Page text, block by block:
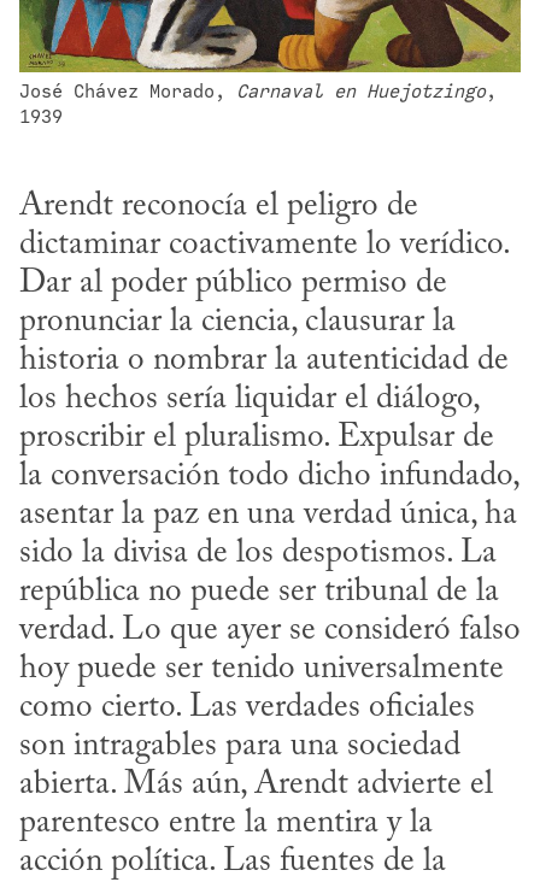
José Chávez Morado, Carnaval en Huejotzingo,
1939
Arendt reconocía el peligro de
dictaminar coactivamente lo verídico.
Dar al poder público permiso de
pronunciar la ciencia, clausurar la
historia o nombrar la autenticidad de
los hechos sería liquidar el diálogo,
proscribir el pluralismo. Expulsar de
la conversación todo dicho infundado,
asentar la paz en una verdad única, ha
sido la divisa de los despotismos. La
república no puede ser tribunal de la
verdad. Lo que ayer se consideró falso
hoy puede ser tenido universalmente
como cierto. Las verdades oficiales
son intragables para una sociedad
abierta. Más aún, Arendt advierte el
parentesco entre la mentira y la
acción política. Las fuentes de la